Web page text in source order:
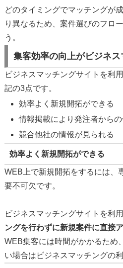
どのタイミングでマッチングが
り異なるため、案件選びのフロ
う。
集客効率の向上がビジネ
ビジネスマッチングサイトを利
記の3点です。
効率よく新規開拓ができる
情報掲載により発注者から
競合他社の情報が見られる
効率よく新規開拓ができる
WEB上で新規開拓をするには、
要不可欠です。
ビジネスマッチングサイトを利用
ングを行わずに新規案件に直接
WEB集客には時間がかかるため
い場合はビジネスマッチングの